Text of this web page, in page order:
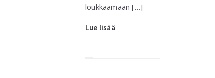
loukkaamaan […]
Lue lisää